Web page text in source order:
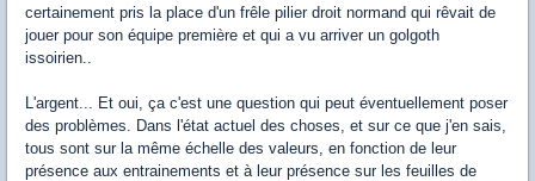
certainement pris la place d'un frêle pilier droit normand qui rêvait de
jouer pour son équipe première et qui a vu arriver un golgoth
issoirien..
L'argent... Et oui, ça c'est une question qui peut éventuellement poser
des problèmes. Dans l'état actuel des choses, et sur ce que j'en sais,
tous sont sur la même échelle des valeurs, en fonction de leur
présence aux entrainements et à leur présence sur les feuilles de